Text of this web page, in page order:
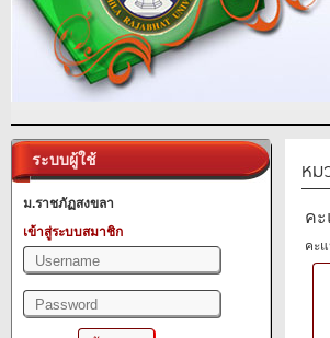
ระบบผู้ใช้
ม.ราชภัฏสงขลา
เข้าสู่ระบบสมาชิก
หม
ค
คะ